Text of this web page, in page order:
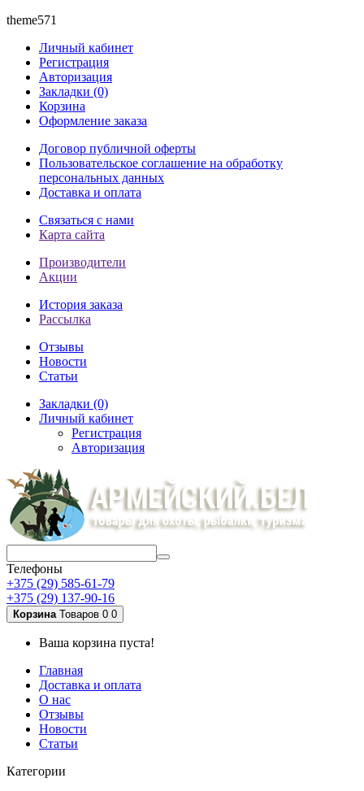
theme571
Личный кабинет
Регистрация
Авторизация
Закладки (0)
Корзина
Оформление заказа
Договор публичной оферты
Пользовательское соглашение на обработку
персональных данных
Доставка и оплата
Связаться с нами
Карта сайта
Производители
Акции
История заказа
Рассылка
Отзывы
Новости
Статьи
Закладки (0)
Личный кабинет
Регистрация
Авторизация
Телефоны
+375 (29) 585-61-79
+375 (29) 137-90-16
Корзина Товаров 0 0
Ваша корзина пуста!
Главная
Доставка и оплата
О нас
Отзывы
Новости
Статьи
Категории